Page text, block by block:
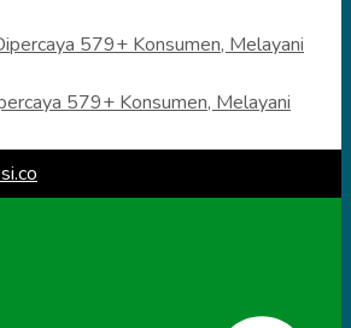
579+ Konsumen, Melayani
579+ Konsumen, Melayani